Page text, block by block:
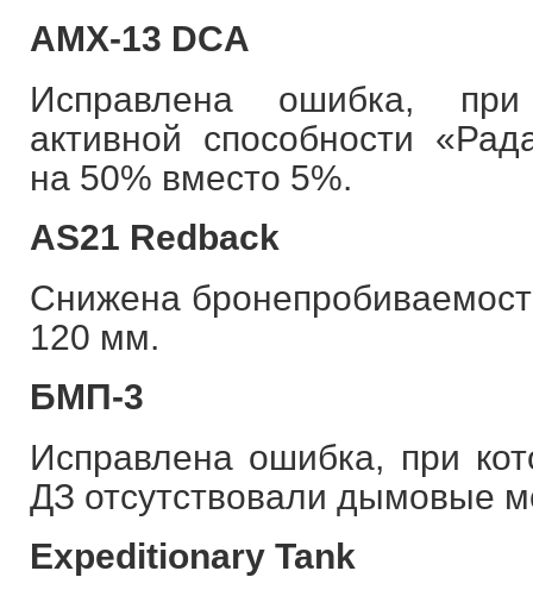
AMX-13 DCA
Исправлена ошибка, при
активной способности
на 50% вместо 5%.
AS21 Redback
Снижена
120 мм.
БМП-3
Исправлена ошибка, при
ДЗ отсутствовали дымовые
Expeditionary Tank